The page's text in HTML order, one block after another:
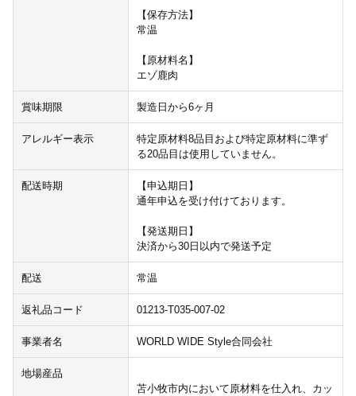
【保存方法】
常温
【原材料名】
エゾ鹿肉
賞味期限 製造日から6ヶ月
アレルギー表示
特定原材料8品目および特定原材料に準ず
る20品目は使用していません。
配送時期
【申込期日】
通年申込を受け付けております。
【発送期日】
決済から30日以内で発送予定
配送 常温
返礼品コード 01213-T035-007-02
事業者名 WORLD WIDE Style合同会社
地場産品
苫小牧市内において原材料を仕入れ、カッ